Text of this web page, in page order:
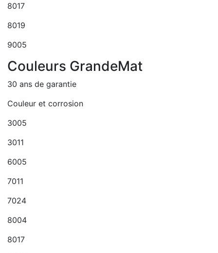
8017
8019
9005
Couleurs GrandeMat
30 ans de garantie
Couleur et corrosion
3005
3011
6005
7011
7024
8004
8017